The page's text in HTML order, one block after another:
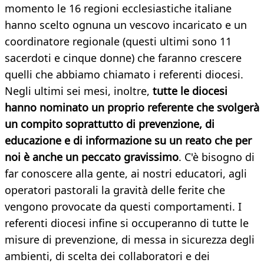
momento le 16 regioni ecclesiastiche italiane
hanno scelto ognuna un vescovo incaricato e un
coordinatore regionale (questi ultimi sono 11
sacerdoti e cinque donne) che faranno crescere
quelli che abbiamo chiamato i referenti diocesi.
Negli ultimi sei mesi, inoltre, tutte le diocesi
hanno nominato un proprio referente che svolgerà
un compito soprattutto di prevenzione, di
educazione e di informazione su un reato che per
noi è anche un peccato gravissimo. C'è bisogno di
far conoscere alla gente, ai nostri educatori, agli
operatori pastorali la gravità delle ferite che
vengono provocate da questi comportamenti. I
referenti diocesi infine si occuperanno di tutte le
misure di prevenzione, di messa in sicurezza degli
ambienti, di scelta dei collaboratori e dei